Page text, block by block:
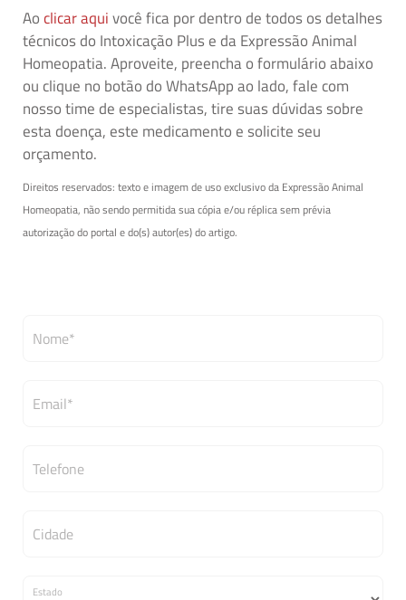
Aoclicar aquivocê fica por dentro de todos os detalhes
técnicos do Intoxicação Plus e da Expressão Animal
Homeopatia. Aproveite, preencha o formulário abaixo
ou clique no botão do WhatsApp ao lado, fale com
nosso time de especialistas, tire suas dúvidas sobre
esta doença, este medicamento e solicite seu
orçamento.
Direitos reservados: texto e imagem de uso exclusivo da Expressão Animal
Homeopatia, não sendo permitida sua cópia e/ou réplica sem prévia
autorização do portal e do(s) autor(es) do artigo.
Nome*
Email*
Telefone
Cidade
Estado